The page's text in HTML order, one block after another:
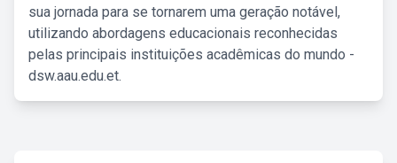
sua jornada para se tornarem uma geração notável,
utilizando abordagens educacionais reconhecidas
pelas principais instituições acadêmicas do mundo -
dsw.aau.edu.et.